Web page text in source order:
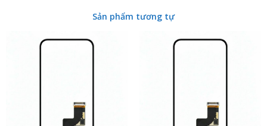
Sản phẩm tương tự